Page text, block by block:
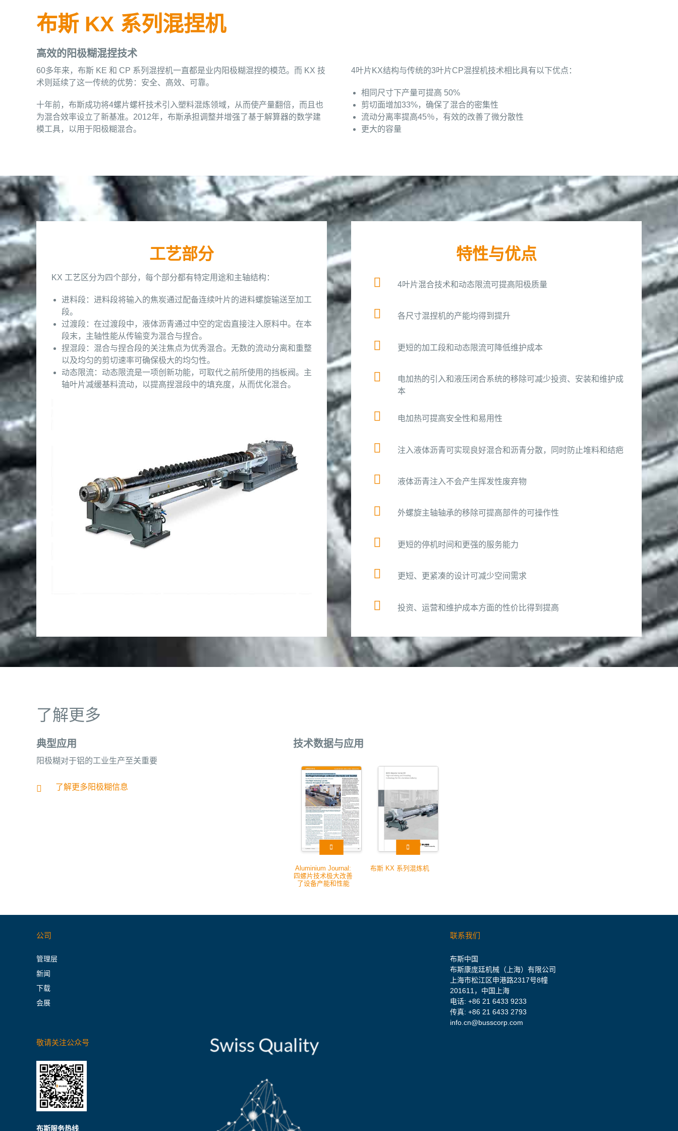
布斯 KX 系列混捏机
高效的阳极糊混捏技术
60多年来，布斯 KE 和 CP 系列混捏机一直都是业内阳极糊混捏的模范。而 KX 技
术则延续了这一传统的优势：安全、高效、可靠。
十年前，布斯成功将4螺片螺杆技术引入塑料混炼领域，从而使产量翻倍，而且也
为混合效率设立了新基准。2012年，布斯承担调整并增强了基于解算器的数学建
模工具，以用于阳极糊混合。
4叶片KX结构与传统的3叶片CP混捏机技术相比具有以下优点：
相同尺寸下产量可提高 50%
剪切面增加33%，确保了混合的密集性
流动分离率提高45％，有效的改善了微分散性
更大的容量
工艺部分
KX 工艺区分为四个部分，每个部分都有特定用途和主轴结构：
进料段：进料段将输入的焦炭通过配备连续叶片的进料螺旋输送至加工
段。
过渡段：在过渡段中，液体沥青通过中空的定齿直接注入原料中。在本
段末，主轴性能从传输变为混合与捏合。
捏混段：混合与捏合段的关注焦点为优秀混合。无数的流动分离和重整
以及均匀的剪切速率可确保极大的均匀性。
动态限流：动态限流是一项创新功能，可取代之前所使用的挡板阀。主
轴叶片减缓基料流动，以提高捏混段中的填充度，从而优化混合。
特性与优点
4叶片混合技术和动态限流可提高阳极质量
各尺寸混捏机的产能均得到提升
更短的加工段和动态限流可降低维护成本
电加热的引入和液压闭合系统的移除可减少投资、安装和维护成
本
电加热可提高安全性和易用性
注入液体沥青可实现良好混合和沥青分散，同时防止堆料和结疤
液体沥青注入不会产生挥发性废弃物
外螺旋主轴轴承的移除可提高部件的可操作性
更短的停机时间和更强的服务能力
更短、更紧凑的设计可减少空间需求
投资、运营和维护成本方面的性价比得到提高
了解更多
典型应用
阳极糊对于铝的工业生产至关重要
了解更多阳极糊信息
技术数据与应用
Aluminium Journal:
四螺片技术极大改善
了设备产能和性能
布斯 KX 系列混炼机
公司
管理层
新闻
下载
会展
敬请关注公众号
联系我们
布斯中国
布斯康庞廷机械（上海）有限公司
上海市松江区申港路2317号8幢
201611，中国上海
电话: +86 21 6433 9233
传真: +86 21 6433 2793
info.cn@busscorp.com
布斯服务热线